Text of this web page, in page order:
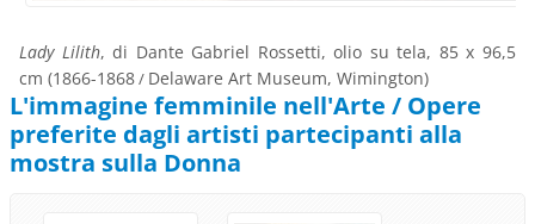
Lady Lilith, di Dante Gabriel Rossetti, olio su tela, 85 x 96,5
cm (1866-1868/ Delaware Art Museum, Wimington)
L'immagine femminile nell'Arte / Opere
preferite dagli artisti partecipanti alla
mostra sulla Donna